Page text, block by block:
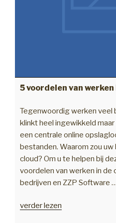
5 voordelen van werken
Tegenwoordig werken veel
klinkt heel ingewikkeld
een centrale online
bestanden. Waarom zou
cloud? Om u te helpen bij
voordelen van werken in de
bedrijven en ZZP Software …
“5
verder lezen